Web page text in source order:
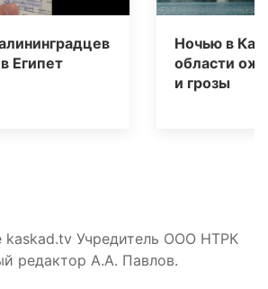
Египет
Ночью в
области
и грозы
kaskad.tv Учредитель ООО НТРК
редактор А.А. Павлов.